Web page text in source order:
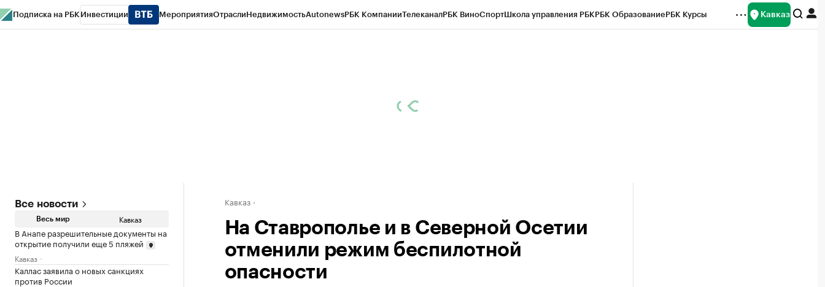
Подписка на РБК Инвестиции МероприятияОтраслиНедвижимостьAutonewsРБК КомпанииТелеканалРБК ВиноСпортШкола управления РБКРБК ОбразованиеРБК Курсы Кавказ
Все новости
Весь мир Кавказ
В Анапе разрешительные документы на
открытие получили еще 5 пляжей
Кавказ
Каллас заявила о новых санкциях
против России
Кавказ
На Ставрополье и в Северной Осетии
отменили режим беспилотной
опасности